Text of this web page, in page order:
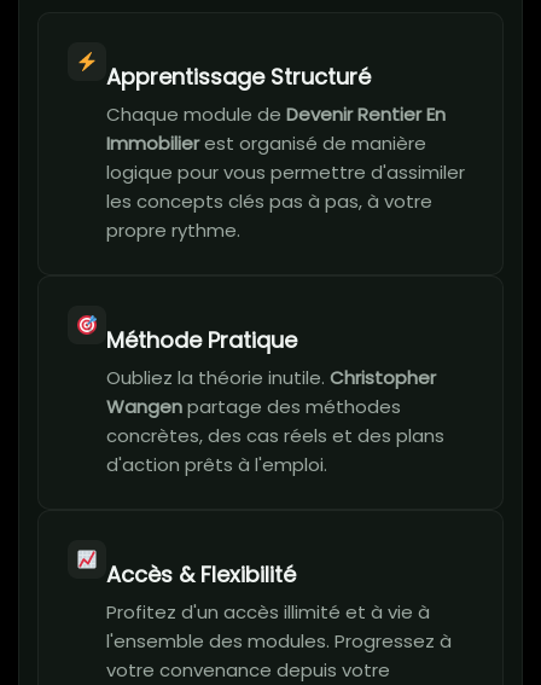
Apprentissage Structuré
Chaque module de Devenir Rentier En
Immobilierest organisé de manière
logique pour vous permettre d'assimiler
les concepts clés pas à pas, à votre
propre rythme.
Méthode Pratique
Oubliez la théorie inutile. Christopher
Wangenpartage des méthodes
concrètes, des cas réels et des plans
d'action prêts à l'emploi.
Accès & Flexibilité
Profitez d'un accès illimité et à vie à
l'ensemble des modules. Progressez à
votre convenance depuis votre